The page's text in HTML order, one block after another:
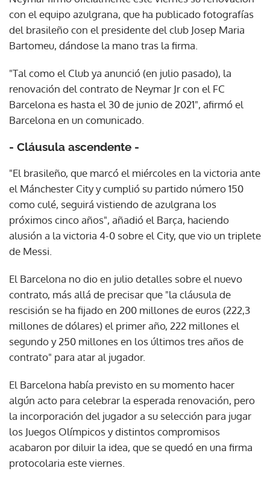
con el equipo azulgrana, que ha publicado fotografías
del brasileño con el presidente del club Josep Maria
Bartomeu, dándose la mano tras la firma.
"Tal como el Club ya anunció (en julio pasado), la
renovación del contrato de Neymar Jr con el FC
Barcelona es hasta el 30 de junio de 2021", afirmó el
Barcelona en un comunicado.
- Cláusula ascendente -
"El brasileño, que marcó el miércoles en la victoria ante
el Mánchester City y cumplió su partido número 150
como culé, seguirá vistiendo de azulgrana los
próximos cinco años", añadió el Barça, haciendo
alusión a la victoria 4-0 sobre el City, que vio un triplete
de Messi.
El Barcelona no dio en julio detalles sobre el nuevo
contrato, más allá de precisar que "la cláusula de
rescisión se ha fijado en 200 millones de euros (222,3
millones de dólares) el primer año, 222 millones el
segundo y 250 millones en los últimos tres años de
contrato" para atar al jugador.
El Barcelona había previsto en su momento hacer
algún acto para celebrar la esperada renovación, pero
la incorporación del jugador a su selección para jugar
los Juegos Olímpicos y distintos compromisos
acabaron por diluir la idea, que se quedó en una firma
protocolaria este viernes.